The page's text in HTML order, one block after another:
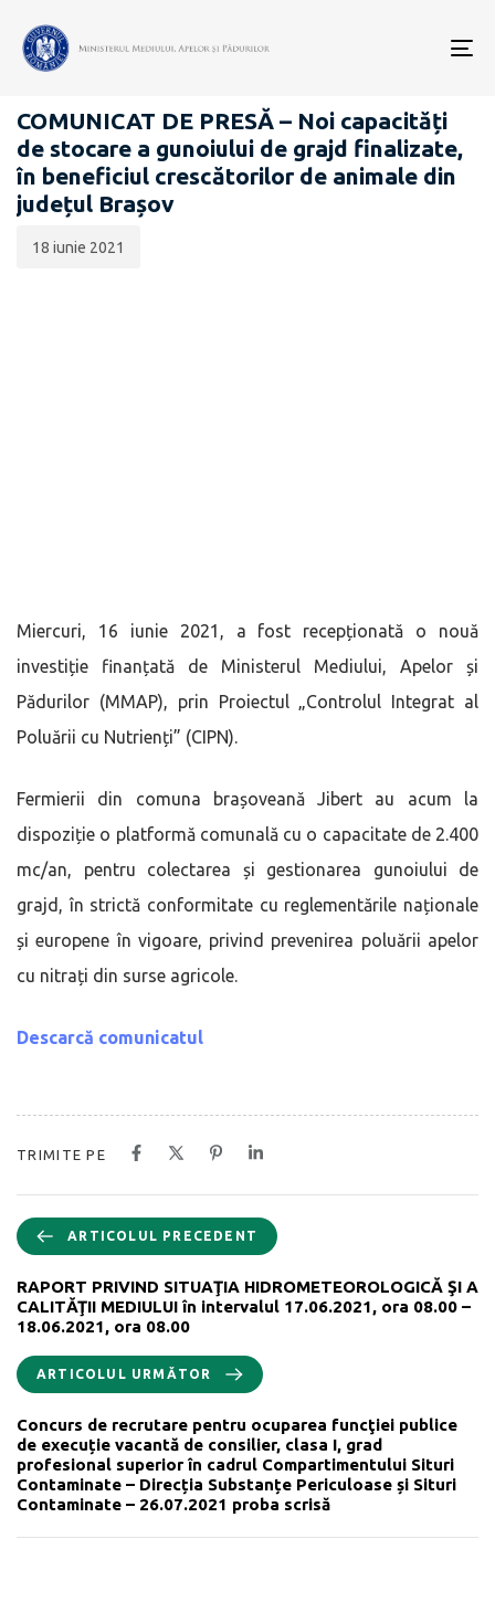
COMUNICATE DE PRESĂ
COMUNICAT DE PRESĂ – Noi capacități
de stocare a gunoiului de grajd finalizate,
în beneficiul crescătorilor de animale din
județul Brașov
publicării:
18 iunie 2021
Miercuri, 16 iunie 2021, a fost recepționată o nouă
investiție finanțată de Ministerul Mediului, Apelor și
Pădurilor (MMAP), prin Proiectul „Controlul Integrat al
Poluării cu Nutrienți” (CIPN).
Fermierii din comuna brașoveană Jibert au acum la
dispoziție o platformă comunală cu o capacitate de 2.400
mc/an, pentru colectarea și gestionarea gunoiului de
grajd, în strictă conformitate cu reglementările naționale
și europene în vigoare, privind prevenirea poluării apelor
cu nitrați din surse agricole.
Descarcă comunicatul
TRIMITE PE
ARTICOLUL PRECEDENT
RAPORT PRIVIND SITUAŢIA HIDROMETEOROLOGICĂ ŞI A
CALITĂŢII MEDIULUI în intervalul 17.06.2021, ora 08.00 –
18.06.2021, ora 08.00
ARTICOLUL URMĂTOR
Concurs de recrutare pentru ocuparea funcţiei publice
de execuție vacantă de consilier, clasa I, grad
profesional superior în cadrul Compartimentului Situri
Contaminate – Direcția Substanțe Periculoase și Situri
Contaminate – 26.07.2021 proba scrisă